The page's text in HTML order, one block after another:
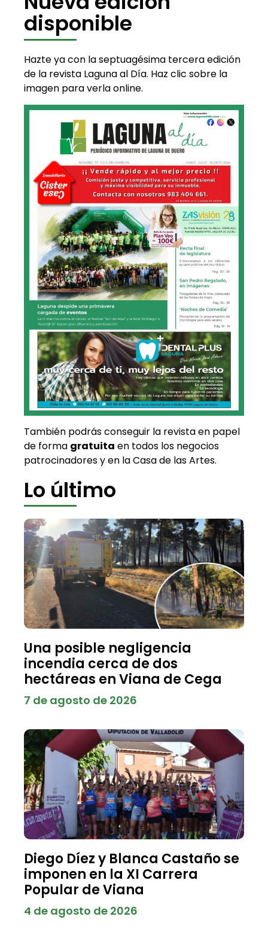
disponible
Hazte ya con la septuagésima tercera edición
de la revista Laguna al Día. Haz clic sobre la
imagen para verla online.
También podrás conseguir la revista en papel
de forma gratuita en todos los negocios
patrocinadores y en la Casa de las Artes.
Lo último
Una posible negligencia
incendia cerca de dos
hectáreas en Viana de Cega
7 de agosto de 2026
Diego Díez y Blanca Castaño se
imponen en la XI Carrera
Popular de Viana
4 de agosto de 2026